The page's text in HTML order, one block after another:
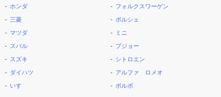
ホンダ
三菱
マツダ
スバル
スズキ
ダイハツ
いすゞ
フォルクスワーゲン
ポルシェ
ミニ
プジョー
シトロエン
アルファ ロメオ
ボルボ